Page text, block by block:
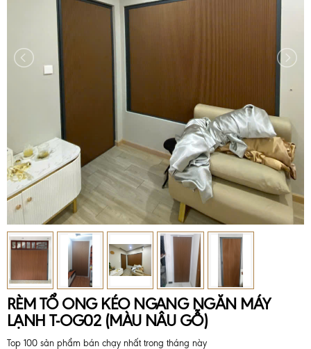
RÈM TỔ ONG KÉO NGANG NGĂN MÁY
LẠNH T-OG02 (MÀU NÂU GỖ)
Top 100 sản phẩm bán chạy nhất trong tháng này